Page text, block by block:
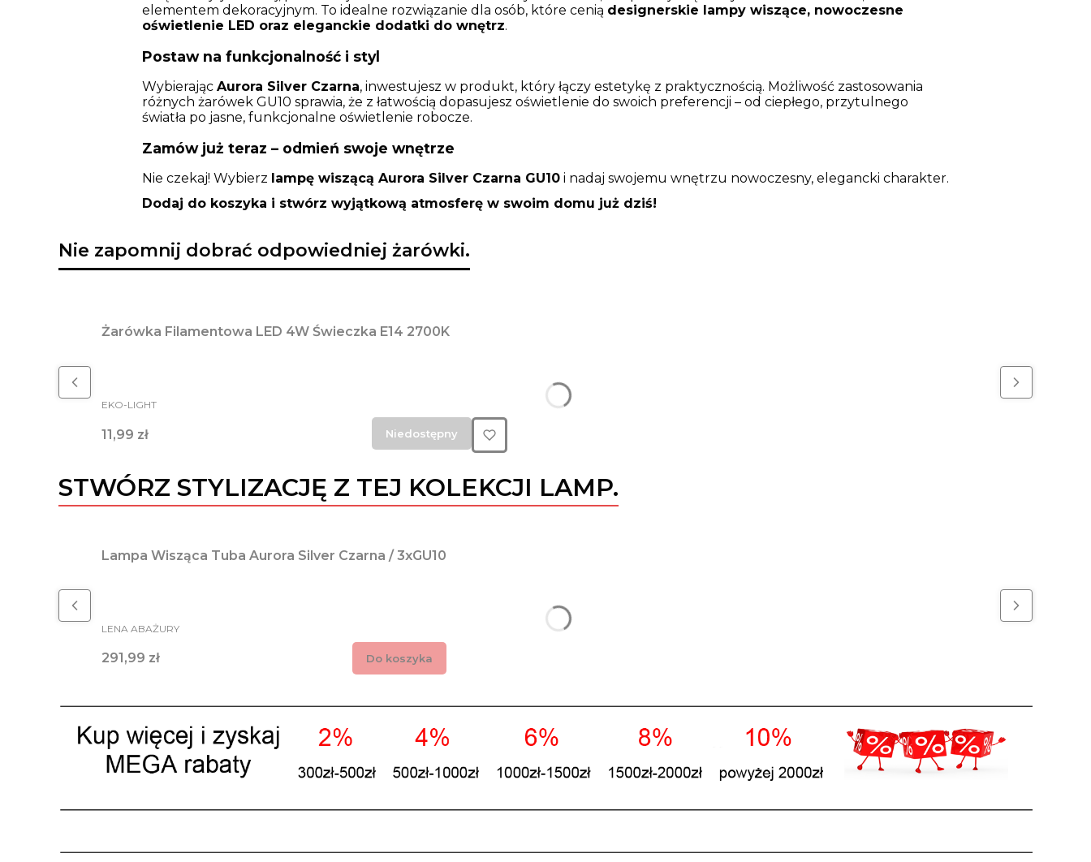
elementem dekoracyjnym. To idealne rozwiązanie dla osób, które cenią designerskie lampy wiszące, nowoczesne
oświetlenie LED oraz eleganckie dodatki do wnętrz.
Postaw na funkcjonalność i styl
Wybierając Aurora Silver Czarna, inwestujesz w produkt, który łączy estetykę z praktycznością. Możliwość zastosowania
różnych żarówek GU10 sprawia, że z łatwością dopasujesz oświetlenie do swoich preferencji – od ciepłego, przytulnego
światła po jasne, funkcjonalne oświetlenie robocze.
Zamów już teraz – odmień swoje wnętrze
Nie czekaj! Wybierz lampę wiszącą Aurora Silver Czarna GU10i nadaj swojemu wnętrzu nowoczesny, elegancki charakter.
Dodaj do koszyka i stwórz wyjątkową atmosferę w swoim domu już dziś!
Nie zapomnij dobrać odpowiedniej żarówki.
Żarówka Filamentowa LED 4W Świeczka E14 2700K
PRODUCENT
EKO-LIGHT
Cena
11,99 zł Niedostępny
STWÓRZ STYLIZACJĘ Z TEJ KOLEKCJI LAMP.
Lampa Wisząca Tuba Aurora Silver Czarna / 3xGU10
PRODUCENT
LENA ABAŻURY
Cena
291,99 zł Do koszyka